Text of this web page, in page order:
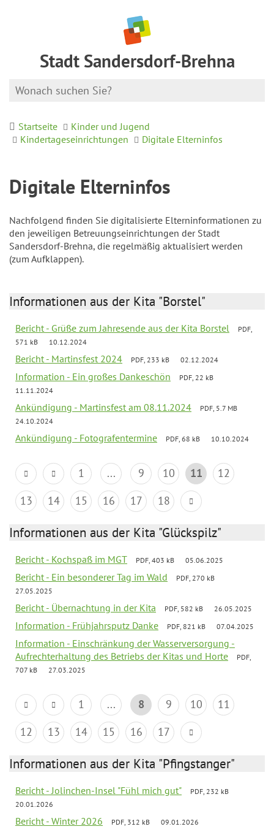
Stadt Sandersdorf-Brehna
Startseite
Kinder und Jugend
Kindertageseinrichtungen
Digitale Elterninfos
Digitale Elterninfos
Nachfolgend finden Sie digitalisierte Elterninformationen zu
den jeweiligen Betreuungseinrichtungen der Stadt
Sandersdorf-Brehna, die regelmäßig aktualisiert werden
(zum Aufklappen).
Informationen aus der Kita "Borstel"
Bericht - Grüße zum Jahresende aus der Kita Borstel
PDF,
571 kB
10.12.2024
Bericht - Martinsfest 2024 PDF, 233 kB 02.12.2024
Information - Ein großes Dankeschön
PDF, 22 kB
11.11.2024
Ankündigung - Martinsfest am 08.11.2024
PDF, 5.7 MB
24.10.2024
Ankündigung - Fotografentermine PDF, 68 kB 10.10.2024
1 ... 9 10 11
12
13
14 15 16 17 18
Informationen aus der Kita "Glückspilz"
Bericht - Kochspaß im MGT PDF, 403 kB 05.06.2025
Bericht - Ein besonderer Tag im Wald
PDF, 270 kB
27.05.2025
Bericht - Übernachtung in der Kita PDF, 582 kB 26.05.2025
Information - Frühjahrsputz Danke PDF, 821 kB 07.04.2025
Information - Einschränkung der Wasserversorgung -
Aufrechterhaltung des Betriebs der Kitas und Horte
PDF,
707 kB
27.03.2025
1 ... 8 9 10
11
12
13 14 15 16 17
Informationen aus der Kita "Pfingstanger"
Bericht - Jolinchen-Insel "Fühl mich gut"
PDF, 232 kB
20.01.2026
Bericht - Winter 2026 PDF, 312 kB 09.01.2026